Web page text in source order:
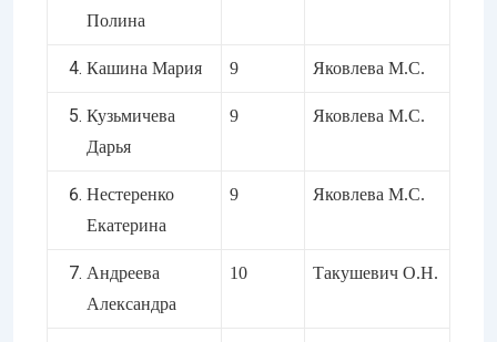
Полина
Кашина Мария 9 Яковлева М.С.
Кузьмичева
Дарья
9 Яковлева М.С.
Нестеренко
Екатерина
9 Яковлева М.С.
Андреева
Александра
10 Такушевич О.Н.